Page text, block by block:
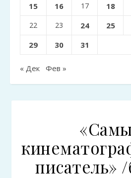
15 16 17 18
22 23 24 25
29 30 31
« Дек Фев »
писатель»